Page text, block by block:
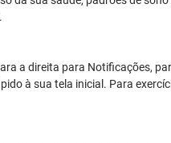
a direita para Notificações,
à sua tela inicial. Para